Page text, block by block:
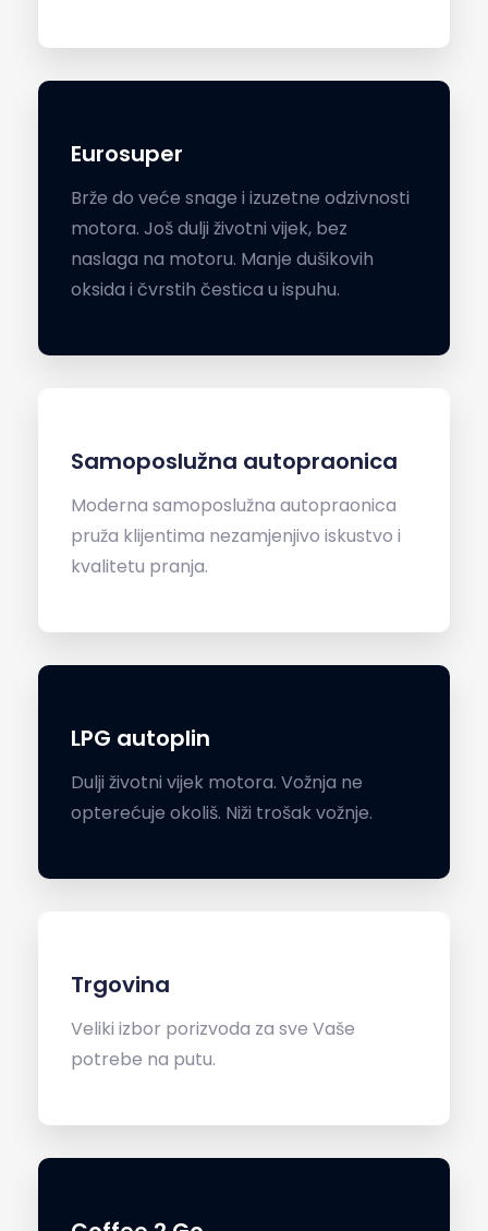
Eurosuper
Brže do veće snage i izuzetne odzivnosti
motora. Još dulji životni vijek, bez
naslaga na motoru. Manje dušikovih
oksida i čvrstih čestica u ispuhu.
Samoposlužna autopraonica
Moderna samoposlužna autopraonica
pruža klijentima nezamjenjivo iskustvo i
kvalitetu pranja.
LPG autoplin
Dulji životni vijek motora. Vožnja ne
opterećuje okoliš. Niži trošak vožnje.
Trgovina
Veliki izbor porizvoda za sve Vaše
potrebe na putu.